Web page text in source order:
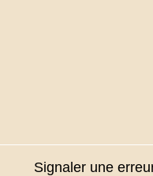
Signaler une